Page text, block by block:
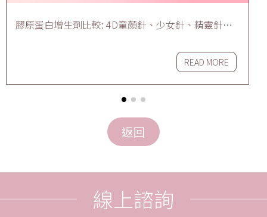
膠原蛋白增生劑比較: 4D童顏針、少女針、精靈針、
READ MORE
線上諮詢